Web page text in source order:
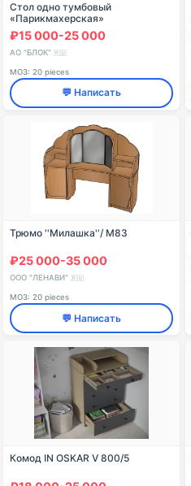
Стол одно тумбовый
«Парикмахерская»
ФН.МДУ.01.40.00.00.00
₽15 000-25 000
АО "БЛОК" 🇷🇺
МОЗ: 20 pieces
💬 Написать
Трюмо ''Милашка''/ М83
₽25 000-35 000
ООО "ЛЕНАВИ" 🇷🇺
МОЗ: 20 pieces
💬 Написать
Комод IN OSKAR V 800/5